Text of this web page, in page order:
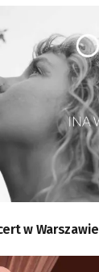
w Warszawie